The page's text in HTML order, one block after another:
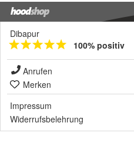
Dibapur
100% positiv
Anrufen
Merken
Impressum
Widerrufsbelehrung